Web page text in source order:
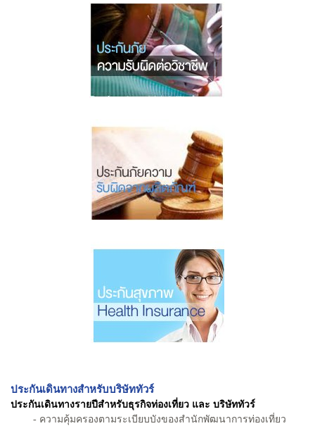
ประกันเดินทางสำหรับบริษัททัวร์
ประกันเดินทางรายปีสำหรับธุรกิจท่องเที่ยว และ บริษัททัวร์
- ความคุ้มครองตามระเบียบบังของสำนักพัฒนาการท่องเที่ยว